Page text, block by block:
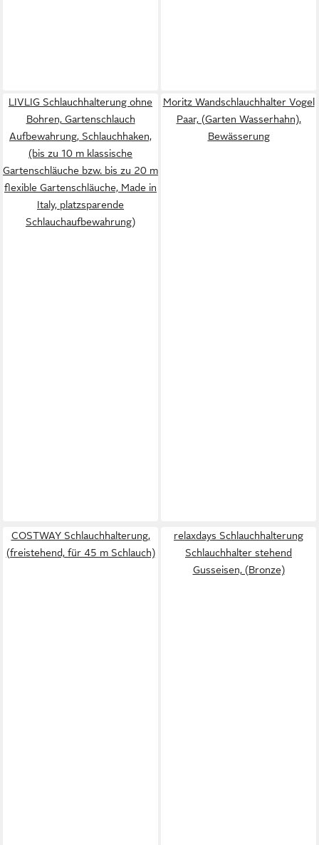
LIVLIG Schlauchhalterung ohne
Bohren, Gartenschlauch
Aufbewahrung, Schlauchhaken,
(bis zu 10 m klassische
Gartenschläuche bzw. bis zu 20 m
flexible Gartenschläuche, Made in
Italy, platzsparende
Schlauchaufbewahrung)
Moritz Wandschlauchhalter Vogel
Paar, (Garten Wasserhahn),
Bewässerung
COSTWAY Schlauchhalterung,
(freistehend, für 45 m Schlauch)
relaxdays Schlauchhalterung
Schlauchhalter stehend
Gusseisen, (Bronze)